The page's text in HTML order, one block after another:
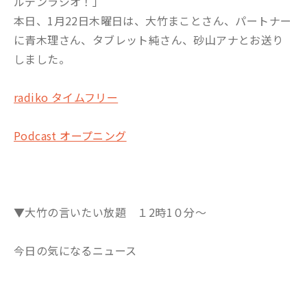
本日、1月22日木曜日は、大竹まことさん、パートナー
に青木理さん、タブレット純さん、砂山アナとお送り
しました。
radiko タイムフリー
Podcast オープニング
▼大竹の言いたい放題 １2時1０分～
今日の気になるニュース